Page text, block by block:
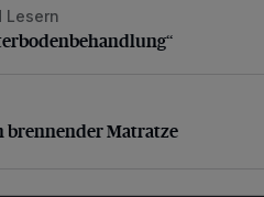
Lesern
Matratze
brennender Matratze